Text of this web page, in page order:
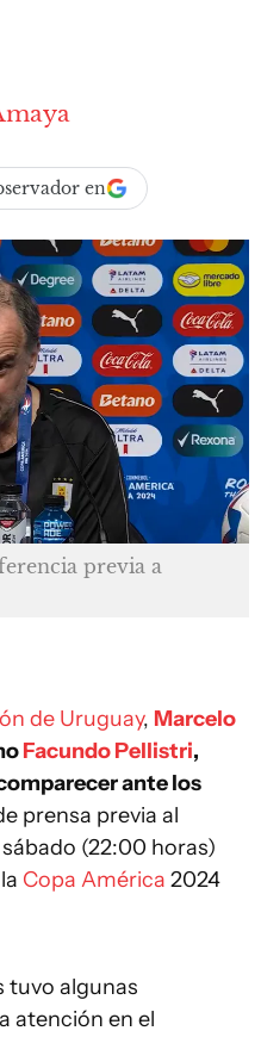
en
previa a
de Uruguay, Marcelo
Facundo Pellistri,
ante los
prensa previa al
(22:00 horas)
Copa América 2024
tuvo algunas
atención en el